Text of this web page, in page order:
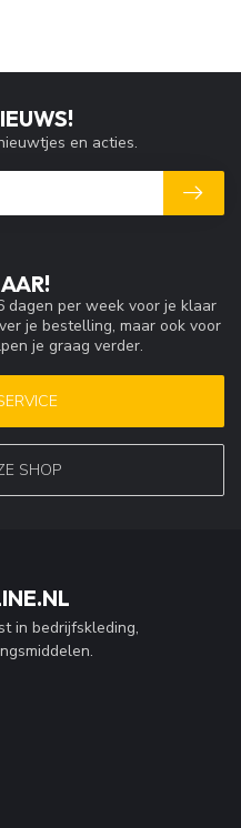
dagen per week voor je klaar
je bestelling, maar ook voor
je graag verder.
SHOP
en acties.
in bedrijfskleding,